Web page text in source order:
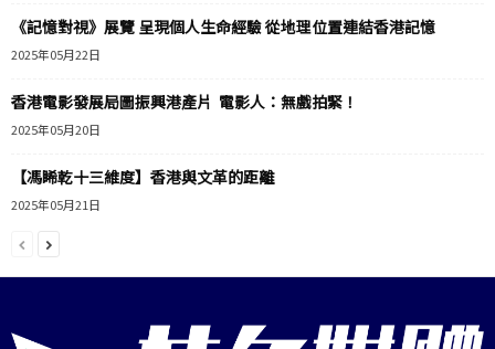
《記憶對視》展覽 呈現個人生命經驗 從地理位置連結香港記憶
2025年05月22日
香港電影發展局圖振興港產片 電影人：無戲拍緊！
2025年05月20日
【馮睎乾十三維度】香港與文革的距離
2025年05月21日